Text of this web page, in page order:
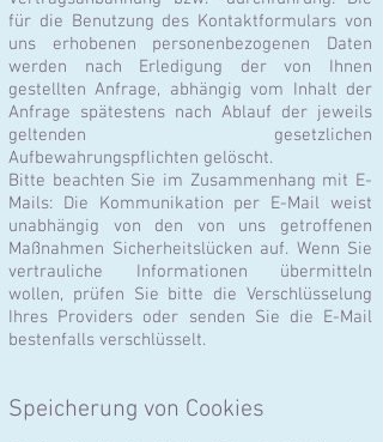
für die Benutzung des Kontaktformulars von
uns erhobenen personenbezogenen Daten
werden nach Erledigung der von Ihnen
gestellten Anfrage, abhängig vom Inhalt der
Anfrage spätestens nach Ablauf der jeweils
geltenden gesetzlichen
Aufbewahrungspflichten gelöscht.
Bitte beachten Sie im Zusammenhang mit E-
Mails: Die Kommunikation per E-Mail weist
unabhängig von den von uns getroffenen
Maßnahmen Sicherheitslücken auf. Wenn Sie
vertrauliche Informationen übermitteln
wollen, prüfen Sie bitte die Verschlüsselung
Ihres Providers oder senden Sie die E-Mail
bestenfalls verschlüsselt.
Speicherung von Cookies